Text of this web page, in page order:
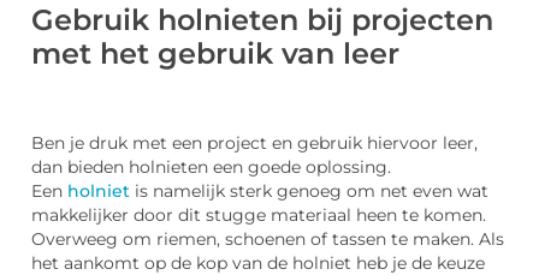
Gebruik holnieten bij projecten
met het gebruik van leer
Ben je druk met een project en gebruik hiervoor leer,
dan bieden holnieten een goede oplossing.
Een holniet is namelijk sterk genoeg om net even wat
makkelijker door dit stugge materiaal heen te komen.
Overweeg om riemen, schoenen of tassen te maken. Als
het aankomt op de kop van de holniet heb je de keuze